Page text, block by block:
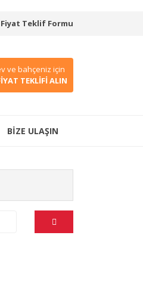
Teklif Formu
ve bahçeniz için
TEKLİFİ ALIN
BİZE ULAŞIN